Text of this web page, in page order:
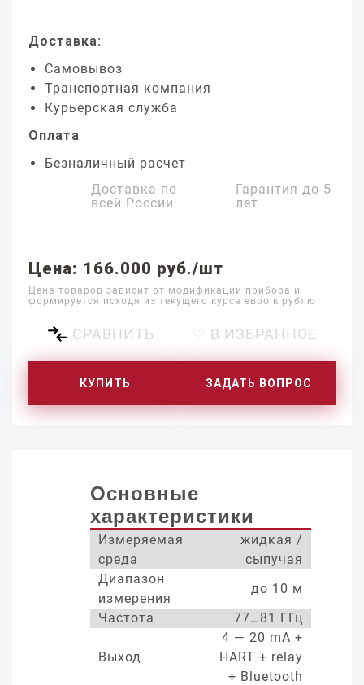
Доставка:
Самовывоз
Транспортная компания
Курьерская служба
Оплата
Безналичный расчет
Доставка по
всей России
Гарантия до 5
лет
Цена: 166.000 руб./шт
Цена товаров зависит от модификации прибора и
формируется исходя из текущего курса евро к рублю
СРАВНИТЬ ♡ В ИЗБРАННОЕ
КУПИТЬ ЗАДАТЬ ВОПРОС
Основные
характеристики
Измеряемая
среда
жидкая /
сыпучая
Диапазон
измерения
до 10 м
Частота
77…81 ГГц
Выход
4 — 20 mA +
HART + relay
+ Bluetooth